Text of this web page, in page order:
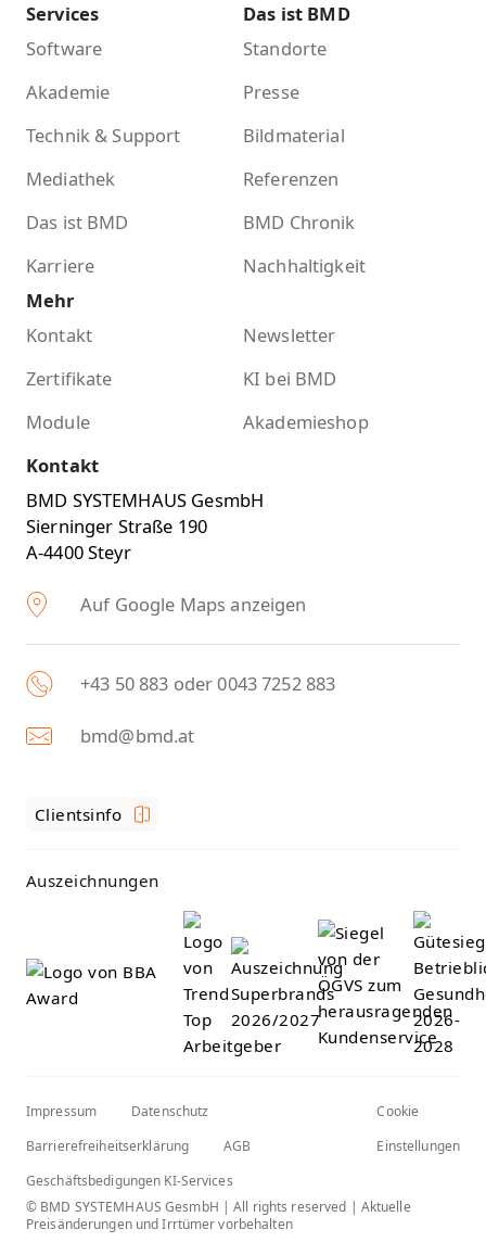
Services
Software
Akademie
Technik & Support
Mediathek
Das ist BMD
Karriere
Das ist BMD
Standorte
Presse
Bildmaterial
Referenzen
BMD Chronik
Nachhaltigkeit
Mehr
Kontakt
Newsletter
Zertifikate
KI bei BMD
Module
Akademieshop
Kontakt
BMD SYSTEMHAUS GesmbH
Sierninger Straße 190
A-4400 Steyr
Auf Google Maps anzeigen
+43 50 883 oder 0043 7252 883
bmd@bmd.at
Clientsinfo
Auszeichnungen
Impressum
Datenschutz
Barrierefreiheitserklärung
AGB
Geschäftsbedigungen KI-Services
Cookie
Einstellungen
© BMD SYSTEMHAUS GesmbH | All rights reserved | Aktuelle
Preisänderungen und Irrtümer vorbehalten